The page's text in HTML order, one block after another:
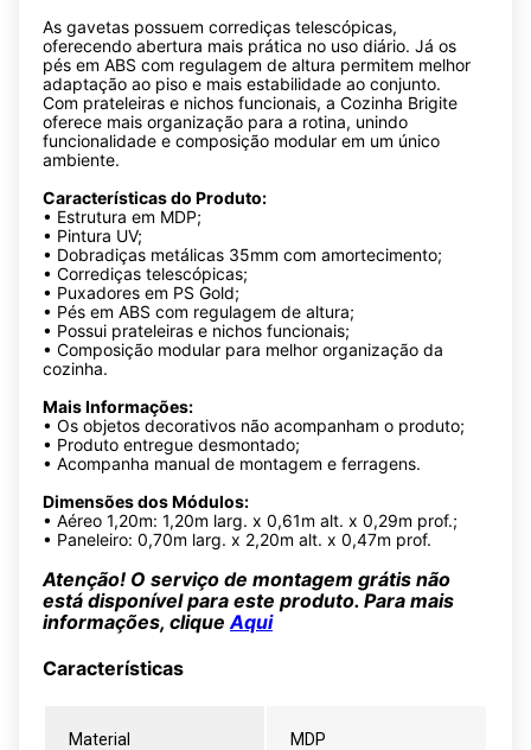
As gavetas possuem corrediças telescópicas,
oferecendo abertura mais prática no uso diário. Já os
pés em ABS com regulagem de altura permitem melhor
adaptação ao piso e mais estabilidade ao conjunto.
Com prateleiras e nichos funcionais, a Cozinha Brigite
oferece mais organização para a rotina, unindo
funcionalidade e composição modular em um único
ambiente.
Características do Produto:
• Estrutura em MDP;
• Pintura UV;
• Dobradiças metálicas 35mm com amortecimento;
• Corrediças telescópicas;
• Puxadores em PS Gold;
• Pés em ABS com regulagem de altura;
• Possui prateleiras e nichos funcionais;
• Composição modular para melhor organização da
cozinha.
Mais Informações:
• Os objetos decorativos não acompanham o produto;
• Produto entregue desmontado;
• Acompanha manual de montagem e ferragens.
Dimensões dos Módulos:
• Aéreo 1,20m: 1,20m larg. x 0,61m alt. x 0,29m prof.;
• Paneleiro: 0,70m larg. x 2,20m alt. x 0,47m prof.
Atenção! O serviço de montagem grátis não
está disponível para este produto. Para mais
informações, clique Aqui
Características
Material MDP